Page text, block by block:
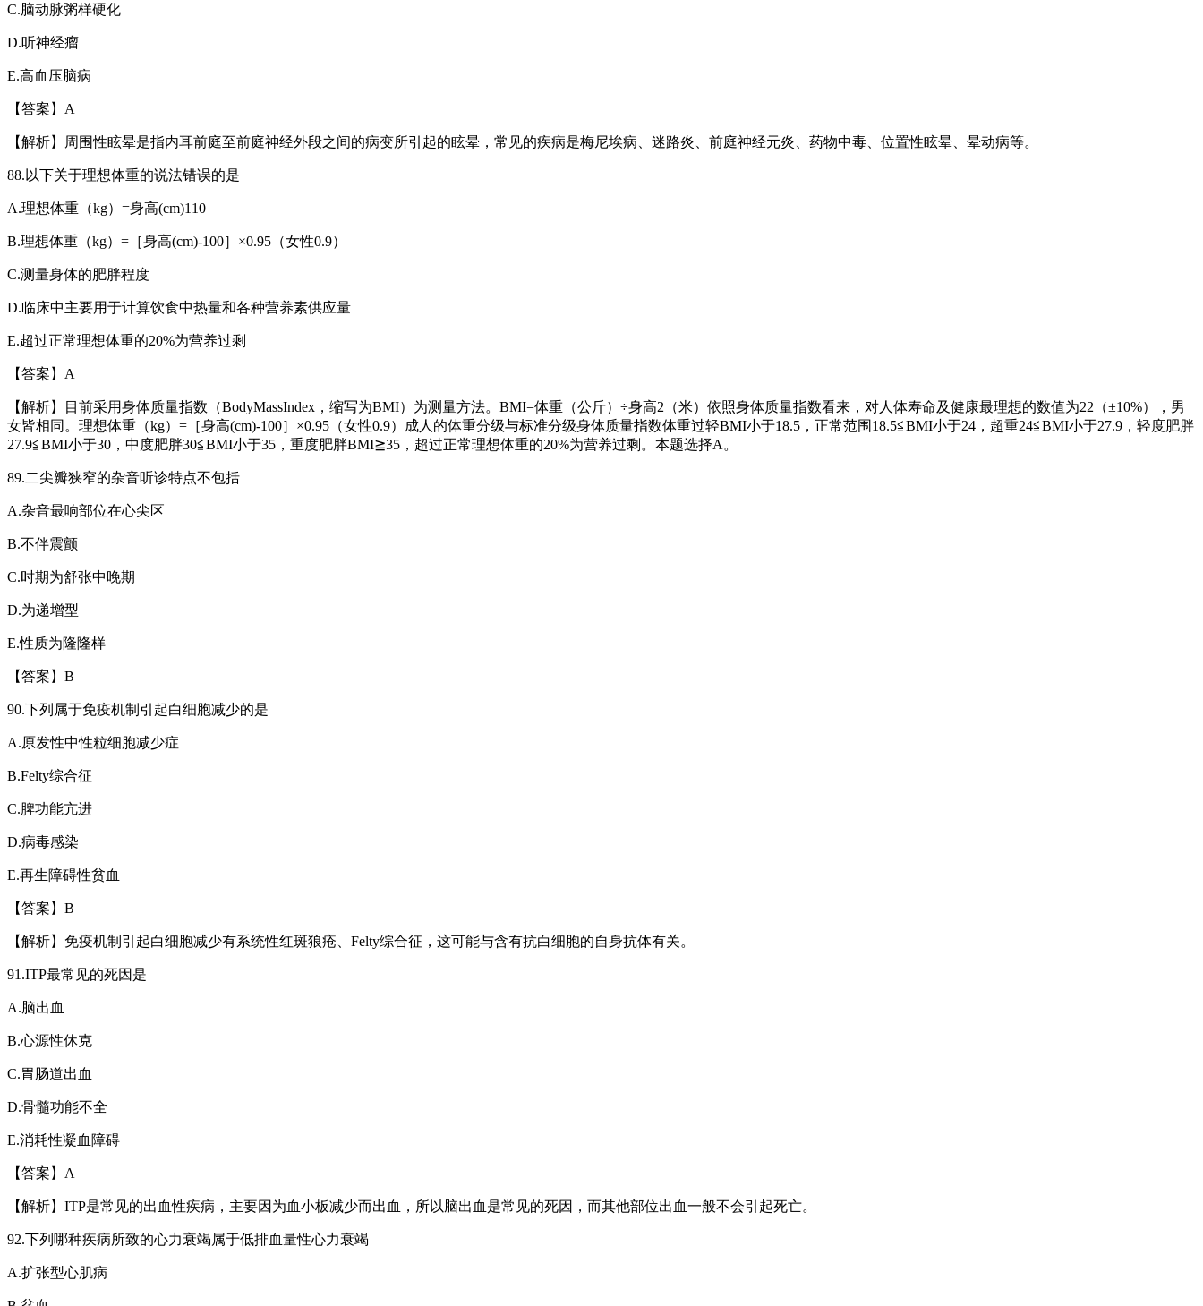
C.脑动脉粥样硬化
D.听神经瘤
E.高血压脑病
【答案】 A
【解析】周围性眩晕是指内耳前庭至前庭神经外段之间的病变所引起的眩晕，常见的疾病是梅尼埃病、迷路炎、前庭神经元炎、药物中毒、位置性眩晕、晕动病等。
88. 以下关于理想体重的说法错误的是
A.理想体重（kg） =身高(cm)110
B.理想体重（kg） = ［身高(cm)-100］×0.95 （女性0.9）
C.测量身体的肥胖程度
D.临床中主要用于计算饮食中热量和各种营养素供应量
E.超过正常理想体重的20%为营养过剩
【答案】 A
【解析】目前采用身体质量指数（BodyMassIndex ，缩写为BMI）为测量方法。 BMI=体重（公斤）÷身高2 （米）依照身体质量指数看来，对人体寿命及健康最理想的数值为22 （±10%），男
女皆相同。理想体重（kg） = ［身高(cm)-100］×0.95 （女性0.9）成人的体重分级与标准分级身体质量指数体重过轻BMI小于18.5 ，正常范围 18.5≦BMI小于24 ，超重24≦BMI小于27.9 ，轻度肥胖
27.9≦BMI小于30 ，中度肥胖30≦BMI小于35 ，重度肥胖BMI≧35 ，超过正常理想体重的20%为营养过剩。本题选择A 。
89.二尖瓣狭窄的杂音听诊特点不包括
A.杂音最响部位在心尖区
B.不伴震颤
C.时期为舒张中晚期
D.为递增型
E.性质为隆隆样
【答案】 B
90.下列属于免疫机制引起白细胞减少的是
A.原发性中性粒细胞减少症
B.Felty综合征
C.脾功能亢进
D.病毒感染
E.再生障碍性贫血
【答案】 B
【解析】免疫机制引起白细胞减少有系统性红斑狼疮、 Felty综合征，这可能与含有抗白细胞的自身抗体有关。
91.ITP最常见的死因是
A.脑出血
B.心源性休克
C.胃肠道出血
D.骨髓功能不全
E.消耗性凝血障碍
【答案】 A
【解析】 ITP是常见的出血性疾病，主要因为血小板减少而出血，所以脑出血是常见的死因，而其他部位出血一般不会引起死亡。
92.下列哪种疾病所致的心力衰竭属于低排血量性心力衰竭
A.扩张型心肌病